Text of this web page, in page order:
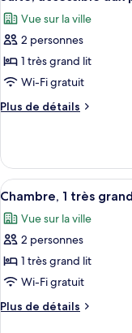
Suite
(Arlo)
toutes
les
photos
pour
ce
type
de
Suite,
accessible
aux
personnes
à
mobilité
réduite
(Arlo)
Vue sur la ville
2 personnes
1 très grand lit
Wi-Fi gratuit
Plus de détails
Plus
le
type
de
Suite,
accessible
personnes
à
réduite
Afficher
toutes
les
photos
pour
ce
type
de
8
Chambre, 1 très
Vue sur la ville
2 personnes
1 très grand lit
Wi-Fi gratuit
Plus de détails
Plus